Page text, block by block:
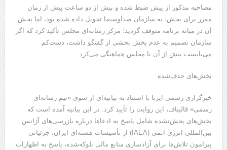
مصاحبه مذکور از پیش ضبط شده و بیش از دو ساعت پیش از زمان
مقرر برای پخش، به سازمان صداوسیما تحویل داده شده بود، اما پخش
آن در میانه برنامه متوقف گردید؛ مرکز رسانه‌ای مجلس تأکید کرد که اگر
سازمان تصمیم به عدم پخش بخشی از گفتگو داشت، دست‌کم
می‌بایست پیش از آن با مجلس هماهنگی می‌کرد.
بخش‌های حذف‌شده
خبرگزاری رسمی ایرنا با استناد به بیانیه‌ای از سوی «تیم رسانه‌ای
رسمی» قالیباف، این روایت را تأیید کرد. در این بیانیه آمده است که
بخش‌های پخش‌نشده شامل پاسخ به ادعاها درباره بازرسی‌های آژانس
بین‌المللی انرژی اتمی (IAEA) از تأسیسات هسته‌ای ایران، جزئیاتی
پیرامون تلاش‌ها برای آزادسازی منابع مالی بلوکه‌شده، پاسخ به اظهارات